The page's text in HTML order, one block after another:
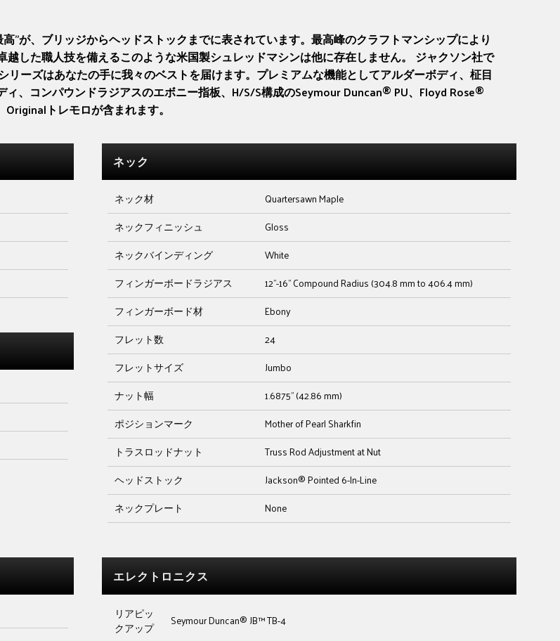
”が、ブリッジからヘッドストックまでに表されています。最高峰のクラフトマンシップにより
した職人技を備えるこのような米国製シュレッドマシンは他に存在しません。 ジャクソン社で
ーズはあなたの手に我々のベストを届けます。プレミアムな機能としてアルダーボディ、柾目
、コンパウンドラジアスのエボニー指板、H/S/S構成のSeymour Duncan® PU、Floyd Rose®
Originalトレモロが含まれます。
ネック
ネック材
Quartersawn Maple
ネックフィニッシュ
Gloss
ネックバインディング
White
フィンガーボードラジアス
12"-16" Compound Radius (304.8 mm to 406.4 mm)
フィンガーボード材
Ebony
フレット数
24
フレットサイズ
Jumbo
ナット幅
1.6875" (42.86 mm)
ポジションマーク
Mother of Pearl Sharkfin
トラスロッドナット
Truss Rod Adjustment at Nut
ヘッドストック
Jackson® Pointed 6-In-Line
ネックプレート
None
エレクトロニクス
リアピッ
クアップ
Seymour Duncan® JB™ TB-4